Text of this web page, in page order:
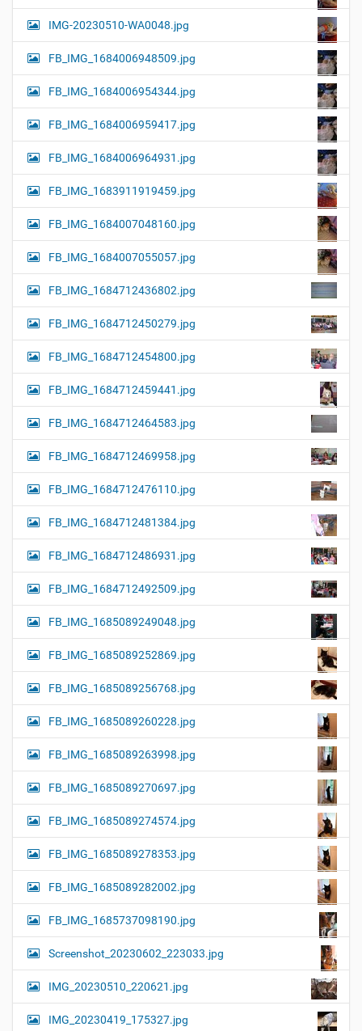
IMG-20230510-WA0048.jpg
FB_IMG_1684006948509.jpg
FB_IMG_1684006954344.jpg
FB_IMG_1684006959417.jpg
FB_IMG_1684006964931.jpg
FB_IMG_1683911919459.jpg
FB_IMG_1684007048160.jpg
FB_IMG_1684007055057.jpg
FB_IMG_1684712436802.jpg
FB_IMG_1684712450279.jpg
FB_IMG_1684712454800.jpg
FB_IMG_1684712459441.jpg
FB_IMG_1684712464583.jpg
FB_IMG_1684712469958.jpg
FB_IMG_1684712476110.jpg
FB_IMG_1684712481384.jpg
FB_IMG_1684712486931.jpg
FB_IMG_1684712492509.jpg
FB_IMG_1685089249048.jpg
FB_IMG_1685089252869.jpg
FB_IMG_1685089256768.jpg
FB_IMG_1685089260228.jpg
FB_IMG_1685089263998.jpg
FB_IMG_1685089270697.jpg
FB_IMG_1685089274574.jpg
FB_IMG_1685089278353.jpg
FB_IMG_1685089282002.jpg
FB_IMG_1685737098190.jpg
Screenshot_20230602_223033.jpg
IMG_20230510_220621.jpg
IMG_20230419_175327.jpg